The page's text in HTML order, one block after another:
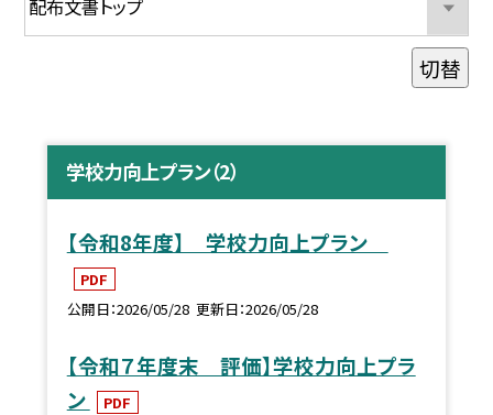
学校力向上プラン（2）
【令和8年度】 学校力向上プラン
PDF
公開日 2026/05/28 更新日 2026/05/28
【令和７年度末 評価】学校力向上プラ
ン
PDF
切替